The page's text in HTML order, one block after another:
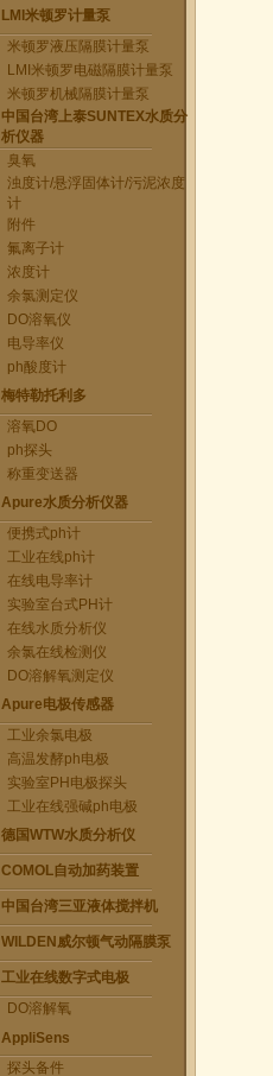
LMI米顿罗计量泵
米顿罗液压隔膜计量泵
LMI米顿罗电磁隔膜计量泵
米顿罗机械隔膜计量泵
中国台湾上泰SUNTEX水质分
析仪器
臭氧
浊度计/悬浮固体计/污泥浓度
计
附件
氟离子计
浓度计
余氯测定仪
DO溶氧仪
电导率仪
ph酸度计
梅特勒托利多
溶氧DO
ph探头
称重变送器
Apure水质分析仪器
便携式ph计
工业在线ph计
在线电导率计
实验室台式PH计
在线水质分析仪
余氯在线检测仪
DO溶解氧测定仪
Apure电极传感器
工业余氯电极
高温发酵ph电极
实验室PH电极探头
工业在线强碱ph电极
德国WTW水质分析仪
COMOL自动加药装置
中国台湾三亚液体搅拌机
WILDEN威尔顿气动隔膜泵
工业在线数字式电极
DO溶解氧
AppliSens
探头备件